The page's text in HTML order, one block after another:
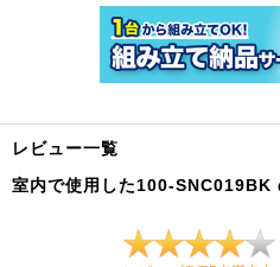
レビュー一覧
室内で使用した100-SNC019BK